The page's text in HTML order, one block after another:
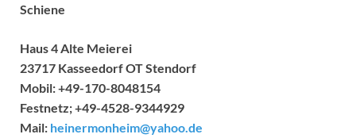
Schiene
Haus 4 Alte Meierei
23717 Kasseedorf OT Stendorf
Mobil: +49-170-8048154
Festnetz; +49-4528-9344929
Mail: heinermonheim@yahoo.de